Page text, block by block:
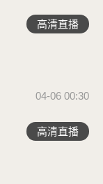
高清直播
04-06 00:30
高清直播